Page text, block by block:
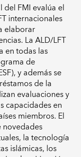
FMI evalúa el
internacionales
elaborar
La ALD/LFT
en todas las
de
, y además se
de la
evaluaciones y
capacidades en
miembros. El
novedades
la tecnología
islámicas, los